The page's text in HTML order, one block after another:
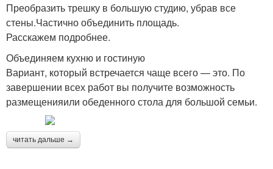
Преобразить трешку в большую студию, убрав все
стены.Частично объединить площадь.
Расскажем подробнее.
Объединяем кухню и гостиную
Вариант, который встречается чаще всего — это. По
завершении всех работ вы получите возможность
размещенияили обеденного стола для большой семьи.
читать дальше →